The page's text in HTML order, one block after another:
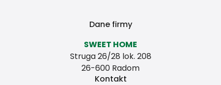
Dane firmy
SWEET HOME
Struga 26/28 lok. 208
26-600 Radom
Kontakt